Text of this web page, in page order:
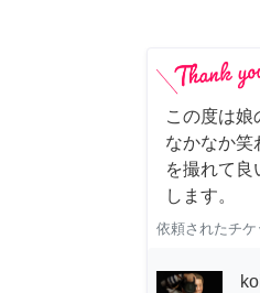
この度は娘
なかなか笑
を撮れて良
します。
依頼されたチケ